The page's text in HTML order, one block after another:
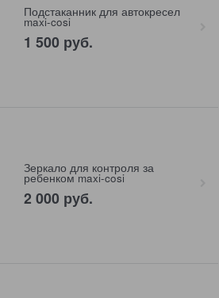
Подстаканник для автокресел
maxi-cosi
1 500 руб.
Зеркало для контроля за
ребенком maxi-cosi
2 000 руб.